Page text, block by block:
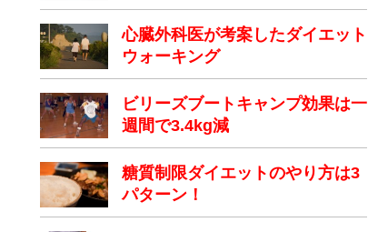
心臓外科医が考案したダイエット
ウォーキング
ビリーズブートキャンプ効果は一
週間で3.4kg減
糖質制限ダイエットのやり方は3
パターン！